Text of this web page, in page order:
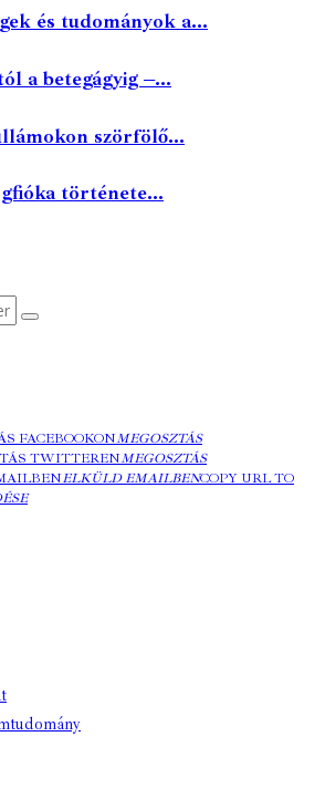
és tudományok a...
a betegágyig –...
szörfölő...
története...
FACEBOOKONMEGOSZTÁS
TWITTERENMEGOSZTÁS
ELKÜLD EMAILBENCOPY URL TO